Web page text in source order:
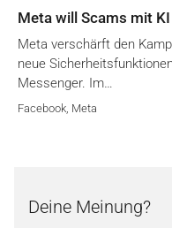
Meta will Scams mit
Meta verschärft den
neue
Messenger. Im…
Facebook, Meta
Deine Meinung?